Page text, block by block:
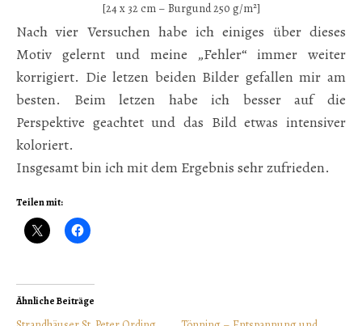
[24 x 32 cm – Burgund 250 g/m²]
Nach vier Versuchen habe ich einiges über dieses
Motiv gelernt und meine „Fehler“ immer weiter
korrigiert. Die letzen beiden Bilder gefallen mir am
besten. Beim letzen habe ich besser auf die
Perspektive geachtet und das Bild etwas intensiver
koloriert.
Insgesamt bin ich mit dem Ergebnis sehr zufrieden.
Teilen mit:
Ähnliche Beiträge